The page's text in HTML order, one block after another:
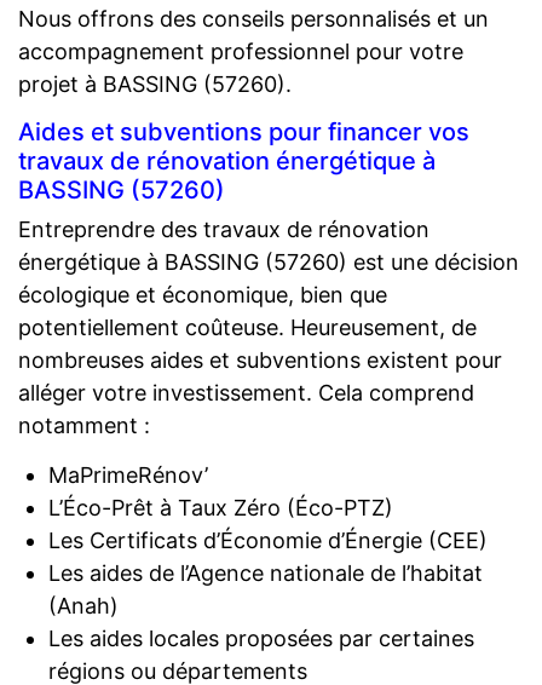
Nous offrons des conseils personnalisés et un
accompagnement professionnel pour votre
projet à BASSING (57260).
Aides et subventions pour financer vos
travaux de rénovation énergétique à
BASSING (57260)
Entreprendre des travaux de rénovation
énergétique à BASSING (57260) est une décision
écologique et économique, bien que
potentiellement coûteuse. Heureusement, de
nombreuses aides et subventions existent pour
alléger votre investissement. Cela comprend
notamment :
MaPrimeRénov’
L’Éco-Prêt à Taux Zéro (Éco-PTZ)
Les Certificats d’Économie d’Énergie (CEE)
Les aides de l’Agence nationale de l’habitat
(Anah)
Les aides locales proposées par certaines
régions ou départements